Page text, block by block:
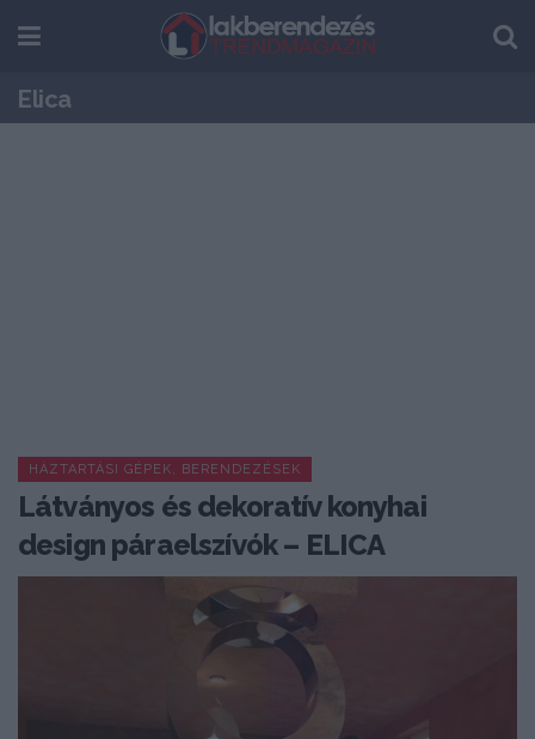
Elica
HÁZTARTÁSI GÉPEK, BERENDEZÉSEK
Látványos és dekoratív konyhai
design páraelszívók – ELICA